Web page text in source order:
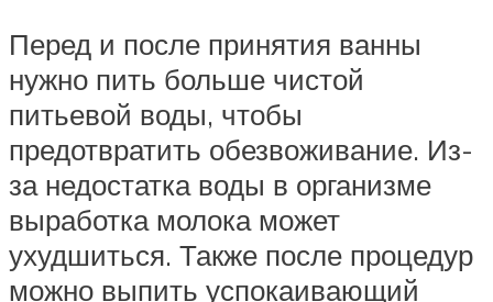
Перед и после принятия ванны
нужно пить больше чистой
питьевой воды, чтобы
предотвратить обезвоживание. Из-
за недостатка воды в организме
выработка молока может
ухудшиться. Также после процедур
можно выпить успокаивающий